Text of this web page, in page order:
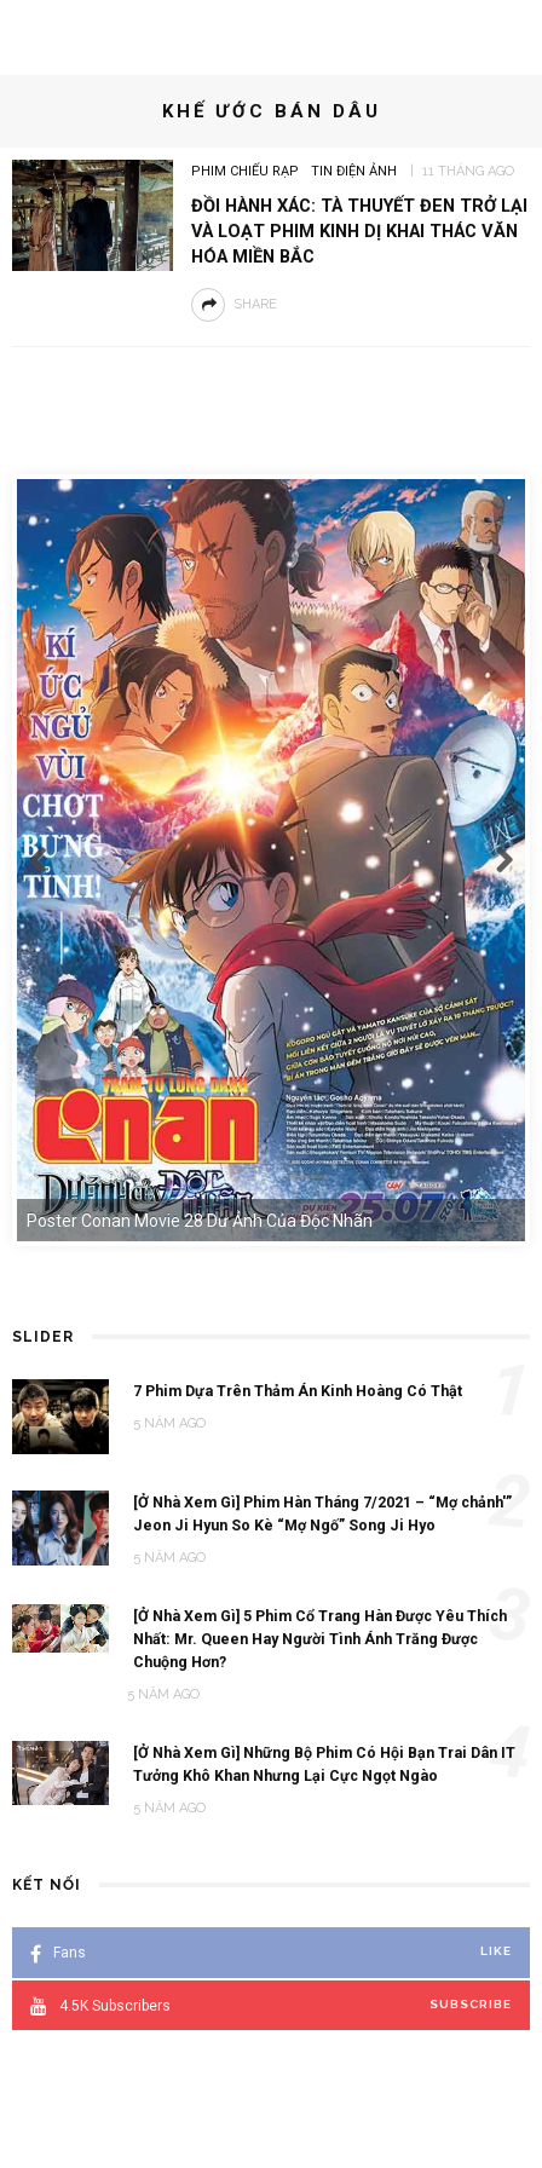
KHẾ ƯỚC BÁN DÂU
PHIM CHIẾU RẠP TIN ĐIỆN ẢNH 11 THÁNG AGO
ĐỒI HÀNH XÁC: TÀ THUYẾT ĐEN TRỞ LẠI
VÀ LOẠT PHIM KINH DỊ KHAI THÁC VĂN
HÓA MIỀN BẮC
SHARE
Poster Conan Movie 28 Dư Ảnh Của Độc Nhãn
SLIDER
7 Phim Dựa Trên Thảm Án Kinh Hoàng Có Thật
5 NĂM AGO
[Ở Nhà Xem Gì] Phim Hàn Tháng 7/2021 – “Mợ chảnh'”
Jeon Ji Hyun So Kè “Mợ Ngố” Song Ji Hyo
5 NĂM AGO
2
[Ở Nhà Xem Gì] 5 Phim Cổ Trang Hàn Được Yêu Thích
Nhất: Mr. Queen Hay Người Tình Ánh Trăng Được
Chuộng Hơn?
5 NĂM AGO
3
[Ở Nhà Xem Gì] Những Bộ Phim Có Hội Bạn Trai Dân IT
Tưởng Khô Khan Nhưng Lại Cực Ngọt Ngào
5 NĂM AGO
4
KẾT NỐI
Fans LIKE
4.5K Subscribers SUBSCRIBE